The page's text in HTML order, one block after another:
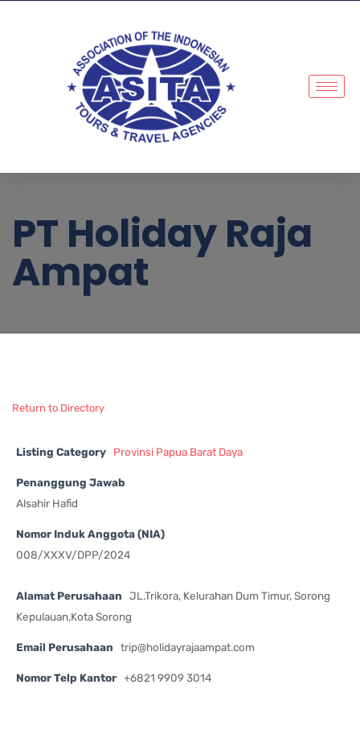
PT Holiday Raja
Ampat
Return to Directory
Listing Category Provinsi Papua Barat Daya
Penanggung Jawab
Alsahir Hafid
Nomor Induk Anggota (NIA)
008/XXXV/DPP/2024
Alamat Perusahaan
JL.Trikora, Kelurahan Dum Timur, Sorong
Kepulauan,Kota Sorong
Email Perusahaan trip@holidayrajaampat.com
Nomor Telp Kantor +6821 9909 3014